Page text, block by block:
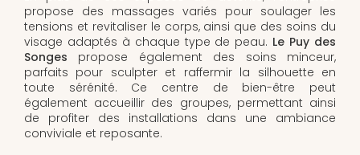
propose des massages variés pour soulager les
tensions et revitaliser le corps, ainsi que des soins du
visage adaptés à chaque type de peau. Le Puy des
Songes propose également des soins minceur,
parfaits pour sculpter et raffermir la silhouette en
toute sérénité. Ce centre de bien-être peut
également accueillir des groupes, permettant ainsi
de profiter des installations dans une ambiance
conviviale et reposante.